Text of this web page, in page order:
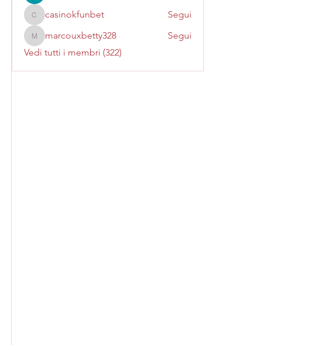
casinokfunbet
casinokfunbet Segui
marcouxbetty328
marcouxbetty328
Segui
Vedi tutti i membri (322)